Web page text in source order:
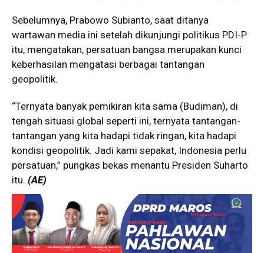
Sebelumnya, Prabowo Subianto, saat ditanya
wartawan media ini setelah dikunjungi politikus PDI-P
itu, mengatakan, persatuan bangsa merupakan kunci
keberhasilan mengatasi berbagai tantangan
geopolitik.
“Ternyata banyak pemikiran kita sama (Budiman), di
tengah situasi global seperti ini, ternyata tantangan-
tantangan yang kita hadapi tidak ringan, kita hadapi
kondisi geopolitik. Jadi kami sepakat, Indonesia perlu
persatuan,” pungkas bekas menantu Presiden Suharto
itu. (AE)